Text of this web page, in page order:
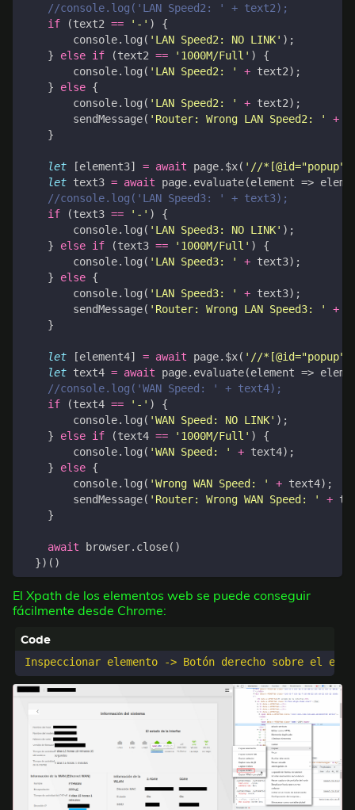
if
(text2 == '-' )
{
console. log ( 'LAN Speed2: NO LINK' );
}
else if (text2 == '1000M/Full' )
{
console. log ( 'LAN Speed2: ' + text2);
}
else {
console. log ( 'LAN Speed2: ' + text2);
sendMessage( 'Router: Wrong LAN Speed2: ' +
}
let [element3] = await page. $x( '//
let text3 = await page. evaluate(element =>
if
(text3 == '-' )
{
console. log ( 'LAN Speed3: NO LINK' );
}
else if (text3 == '1000M/Full' )
{
console. log ( 'LAN Speed3: ' + text3);
}
else {
console. log ( 'LAN Speed3: ' + text3);
sendMessage( 'Router: Wrong LAN Speed3: ' +
}
let [element4] = await page. $x( '//
let text4 = await page. evaluate(element =>
if
(text4 == '-' )
{
console. log ( 'WAN Speed: NO LINK' );
}
else if (text4 == '1000M/Full' )
{
console. log ( 'WAN Speed: ' + text4);
}
else {
console. log ( 'Wrong WAN Speed: ' + text4);
sendMessage( 'Router: Wrong WAN Speed: ' +
}
await browser. close()
})()
El Xpath de los elementos web se puede conseguir
fácilmente desde Chrome: